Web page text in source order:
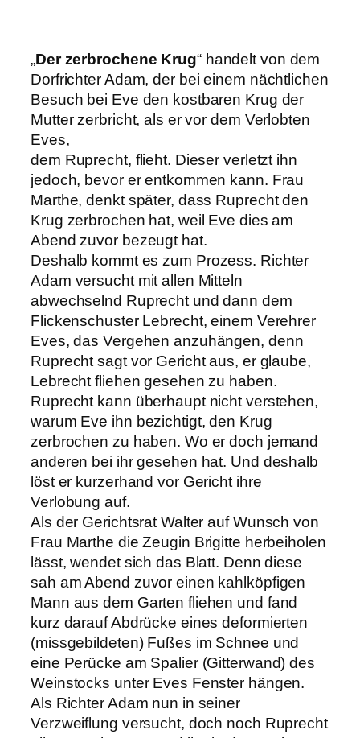
„Der zerbrochene Krug“ handelt von dem
Dorfrichter Adam, der bei einem nächtlichen
Besuch bei Eve den kostbaren Krug der
Mutter zerbricht, als er vor dem Verlobten
Eves,
dem Ruprecht, flieht. Dieser verletzt ihn
jedoch, bevor er entkommen kann. Frau
Marthe, denkt später, dass Ruprecht den
Krug zerbrochen hat, weil Eve dies am
Abend zuvor bezeugt hat.
Deshalb kommt es zum Prozess. Richter
Adam versucht mit allen Mitteln
abwechselnd Ruprecht und dann dem
Flickenschuster Lebrecht, einem Verehrer
Eves, das Vergehen anzuhängen, denn
Ruprecht sagt vor Gericht aus, er glaube,
Lebrecht fliehen gesehen zu haben.
Ruprecht kann überhaupt nicht verstehen,
warum Eve ihn bezichtigt, den Krug
zerbrochen zu haben. Wo er doch jemand
anderen bei ihr gesehen hat. Und deshalb
löst er kurzerhand vor Gericht ihre
Verlobung auf.
Als der Gerichtsrat Walter auf Wunsch von
Frau Marthe die Zeugin Brigitte herbeiholen
lässt, wendet sich das Blatt. Denn diese
sah am Abend zuvor einen kahlköpfigen
Mann aus dem Garten fliehen und fand
kurz darauf Abdrücke eines deformierten
(missgebildeten) Fußes im Schnee und
eine Perücke am Spalier (Gitterwand) des
Weinstocks unter Eves Fenster hängen.
Als Richter Adam nun in seiner
Verzweiflung versucht, doch noch Ruprecht